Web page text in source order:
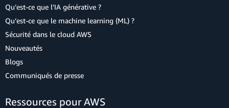
Qu’est-ce que l’IA générative ?
Qu’est-ce que le machine learning (ML) ?
Sécurité dans le cloud AWS
Nouveautés
Blogs
Communiqués de presse
Ressources pour AWS